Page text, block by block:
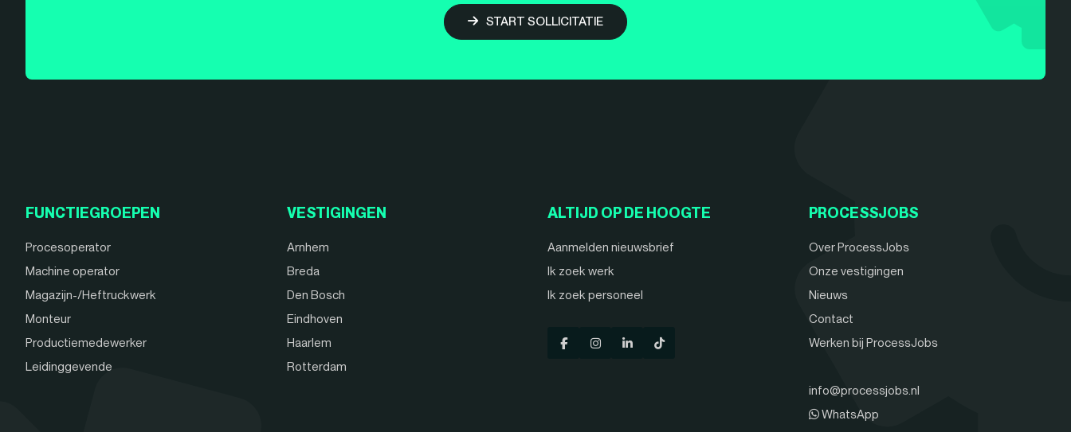
START SOLLICITATIE
FUNCTIEGROEPEN
Procesoperator
Machine operator
Magazijn-/Heftruckwerk
Monteur
Productiemedewerker
Leidinggevende
VESTIGINGEN
Arnhem
Breda
Den Bosch
Eindhoven
Haarlem
Rotterdam
ALTIJD OP DE HOOGTE
Aanmelden nieuwsbrief
Ik zoek werk
Ik zoek personeel
PROCESSJOBS
Over ProcessJobs
Onze vestigingen
Nieuws
Contact
Werken bij ProcessJobs
info@processjobs.nl
WhatsApp